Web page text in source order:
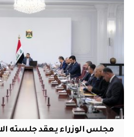
مجلس الوزراء يعقد جلسته